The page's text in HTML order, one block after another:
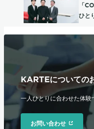
「
ひと
KARTEについての
一人ひとりに合わせた体験
お問い合わせ